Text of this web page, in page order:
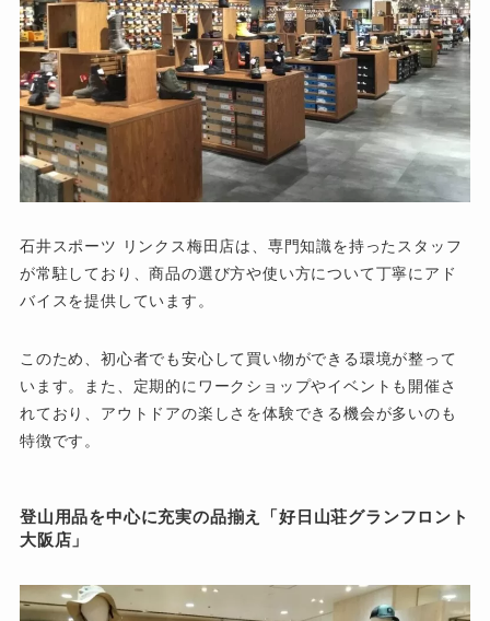
石井スポーツ リンクス梅田店は、専門知識を持ったスタッフ
が常駐しており、商品の選び方や使い方について丁寧にアド
バイスを提供しています。
このため、初心者でも安心して買い物ができる環境が整って
います。また、定期的にワークショップやイベントも開催さ
れており、アウトドアの楽しさを体験できる機会が多いのも
特徴です。
登山用品を中心に充実の品揃え「好日山荘グランフロント
大阪店」